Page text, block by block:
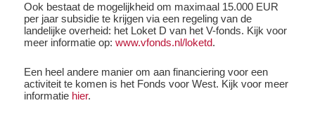
Ook bestaat de mogelijkheid om maximaal 15.000 EUR
per jaar subsidie te krijgen via een regeling van de
landelijke overheid: het Loket D van het V-fonds. Kijk voor
meer informatie op:www.vfonds.nl/loketd.
Een heel andere manier om aan financiering voor een
activiteit te komen is het Fonds voor West. Kijk voor meer
informatie hier.